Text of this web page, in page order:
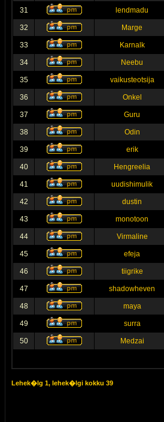
31 lendmadu
32 Marge
33 Karnalk
34 Neebu
35 vaikusteotsija
36 Onkel
37 Guru
38 Odin
39 erik
40 Hengreelia
41 uudishimulik
42 dustin
43 monotoon
44 Virmaline
45 efeja
46 tiigrike
47 shadowheven
48 maya
49 surra
50 Medzai
Lehek�lg 1, lehek�lgi kokku 39